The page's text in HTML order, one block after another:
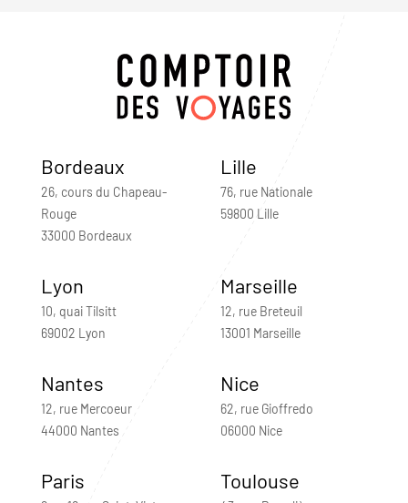
Bordeaux
26, cours du Chapeau-
Rouge
33000 Bordeaux
Lille
76, rue Nationale
59800 Lille
Lyon
10, quai Tilsitt
69002 Lyon
Marseille
12, rue Breteuil
13001 Marseille
Nantes
12, rue Mercoeur
44000 Nantes
Nice
62, rue Gioffredo
06000 Nice
Paris Toulouse